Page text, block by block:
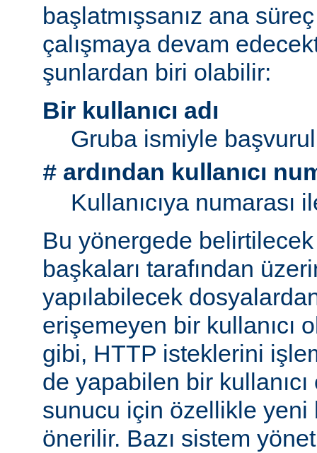
başlatmışsanız ana
çalışmaya devam
şunlardan biri olabilir:
Bir kullanıcı adı
Gruba ismiyle
# ardından kullanıcı
Kullanıcıya numarası
Bu yönergede belirtilecek
başkaları tarafından
yapılabilecek
erişemeyen bir kullanıcı
gibi, HTTP isteklerini
de yapabilen bir kullanıcı
sunucu için özellikle yeni
önerilir. Bazı sistem